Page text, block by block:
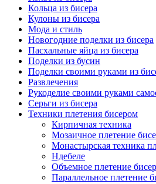
Кольца из бисера
Кулоны из бисера
Мода и стиль
Новогодние поделки из бисера
Пасхальные яйца из бисера
Поделки из бусин
Поделки своими руками из
Развлечения
Рукоделие своими руками
Серьги из бисера
Техники плетения бисером
Кирпичная техника
Мозаичное плетение
Монастырская техника
Ндебеле
Объемное плетение
Параллельное плетение